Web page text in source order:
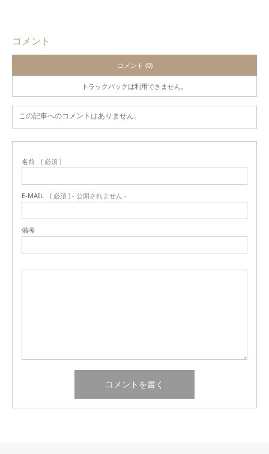
コメント
コメント (0)
トラックバックは利用できません。
この記事へのコメントはありません。
名前 ( 必須 )
E-MAIL ( 必須 ) - 公開されません -
備考